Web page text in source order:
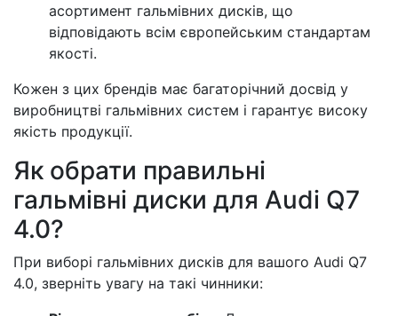
асортимент гальмівних дисків, що
відповідають всім європейським стандартам
якості.
Кожен з цих брендів має багаторічний досвід у
виробництві гальмівних систем і гарантує високу
якість продукції.
Як обрати правильні
гальмівні диски для Audi Q7
4.0?
При виборі гальмівних дисків для вашого Audi Q7
4.0, зверніть увагу на такі чинники: